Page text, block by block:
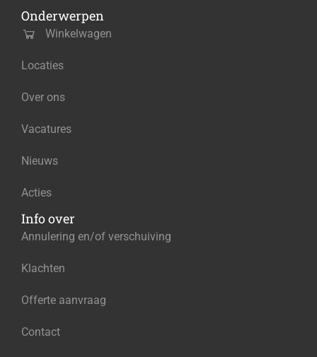
Onderwerpen
Winkelwagen
Locaties
Over ons
Vacatures
Nieuws
Acties
Info over
Annulering en/of verschuiving
Klachten
Offerte aanvraag
Contact